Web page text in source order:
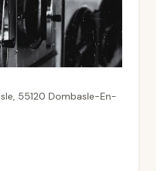
55120 Dombasle-En-